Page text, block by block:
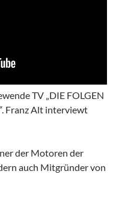
TV „DIE FOLGEN
Franz Alt interviewt
der Motoren der
auch Mitgründer von